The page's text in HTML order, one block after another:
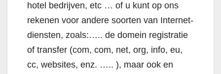
hotel bedrijven, etc … of u kunt op ons
rekenen voor andere soorten van Internet-
diensten, zoals:….. de domein registratie
of transfer (com, com, net, org, info, eu,
cc, websites, enz. ….. ), maar ook en